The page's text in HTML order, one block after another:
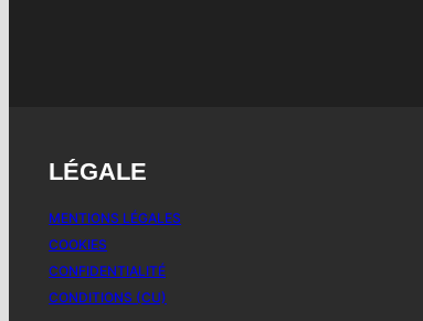
LÉGALE
MENTIONS LÉGALES
COOKIES
CONFIDENTIALITÉ
CONDITIONS (CU)